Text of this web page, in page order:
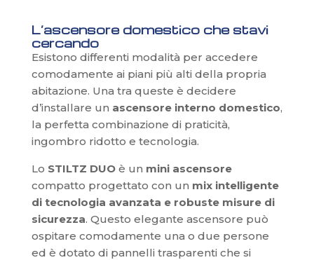
L’ascensore domestico che stavi
cercando
Esistono differenti modalità per accedere
comodamente ai piani più alti della propria
abitazione. Una tra queste è decidere
d’installare un ascensore interno domestico,
la perfetta combinazione di praticità,
ingombro ridotto e tecnologia.
Lo STILTZ DUOè un mini ascensore
compatto progettato con un mix intelligente
di tecnologia avanzata e robuste misure di
sicurezza. Questo elegante ascensore può
ospitare comodamente una o due persone
ed è dotato di pannelli trasparenti che si